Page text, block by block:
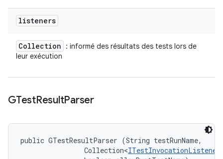
listeners
Collection
: informé des résultats des tests lors de
leur exécution
GTestResultParser
public GTestResultParser (String testRunName,
                Collection<
ITestInvocationListener